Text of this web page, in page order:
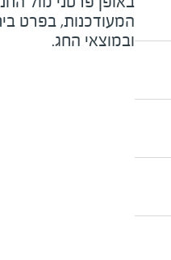
המעודכנות, בפרט
ובמוצאי החג.